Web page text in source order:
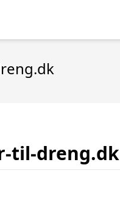
til-dreng.dk